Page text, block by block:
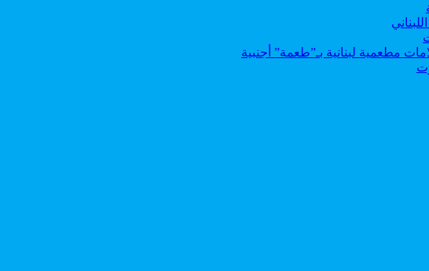
مطعمية لبنانية بـ”طعمة” أجنبية